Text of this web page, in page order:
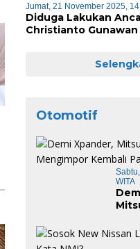
Jumat, 21 November 2025,
Diduga Lakukan
Christianto
Otomotif
WITA